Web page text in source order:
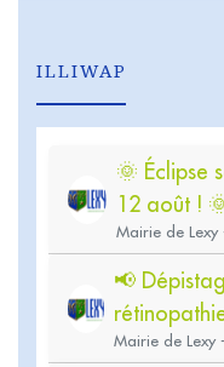
ILLIWAP